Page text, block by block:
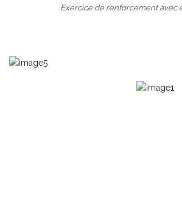
Exercice de renforcement avec